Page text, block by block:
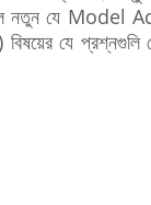
নতুন যে
বিষয়ের যে